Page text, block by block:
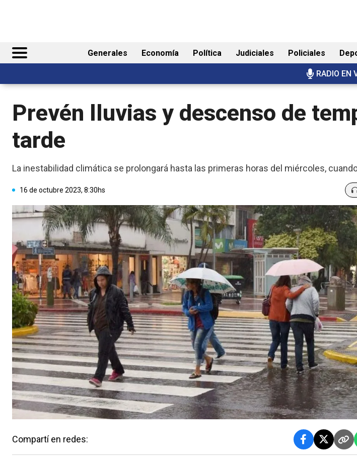
Generales Economía Política Judiciales Policiales
RADIO EN
Prevén lluvias y descenso de
tarde
La inestabilidad climática se prolongará hasta las primeras horas del miércoles,
16 de octubre 2023, 8:30hs
Compartí en redes: